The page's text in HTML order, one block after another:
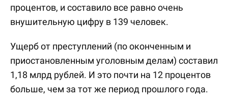
процентов, и составило все равно очень
внушительную цифру в 139 человек.
Ущерб от преступлений (по оконченным и
приостановленным уголовным делам) составил
1,18 млрд рублей. И это почти на 12 процентов
больше, чем за тот же период прошлого года.